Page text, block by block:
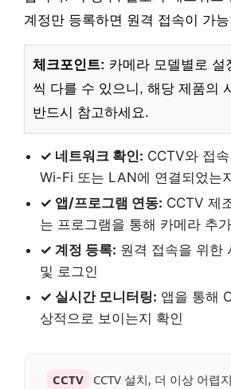
계정만 등록하면 원격 접속이 가
체크포인트: 카메라 모델별로 설
씩 다를 수 있으니, 해당 제품의
반드시 참고하세요.
✓ 네트워크 확인: CCTV와 접
Wi-Fi 또는 LAN에 연결되었는
✓ 앱/프로그램 연동: CCTV 제
는 프로그램을 통해 카메라 추가
✓ 계정 등록: 원격 접속을 위한
및 로그인
✓ 실시간 모니터링: 앱을 통해
상적으로 보이는지 확인
CCTV
CCTV 설치, 더 이상 어렵